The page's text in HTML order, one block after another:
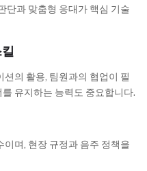
단과 맞춤형 응대가 핵심 기술
의 활용, 팀원과의 협업이 필
유지하는 능력도 중요합니다.
며, 현장 규정과 음주 정책을